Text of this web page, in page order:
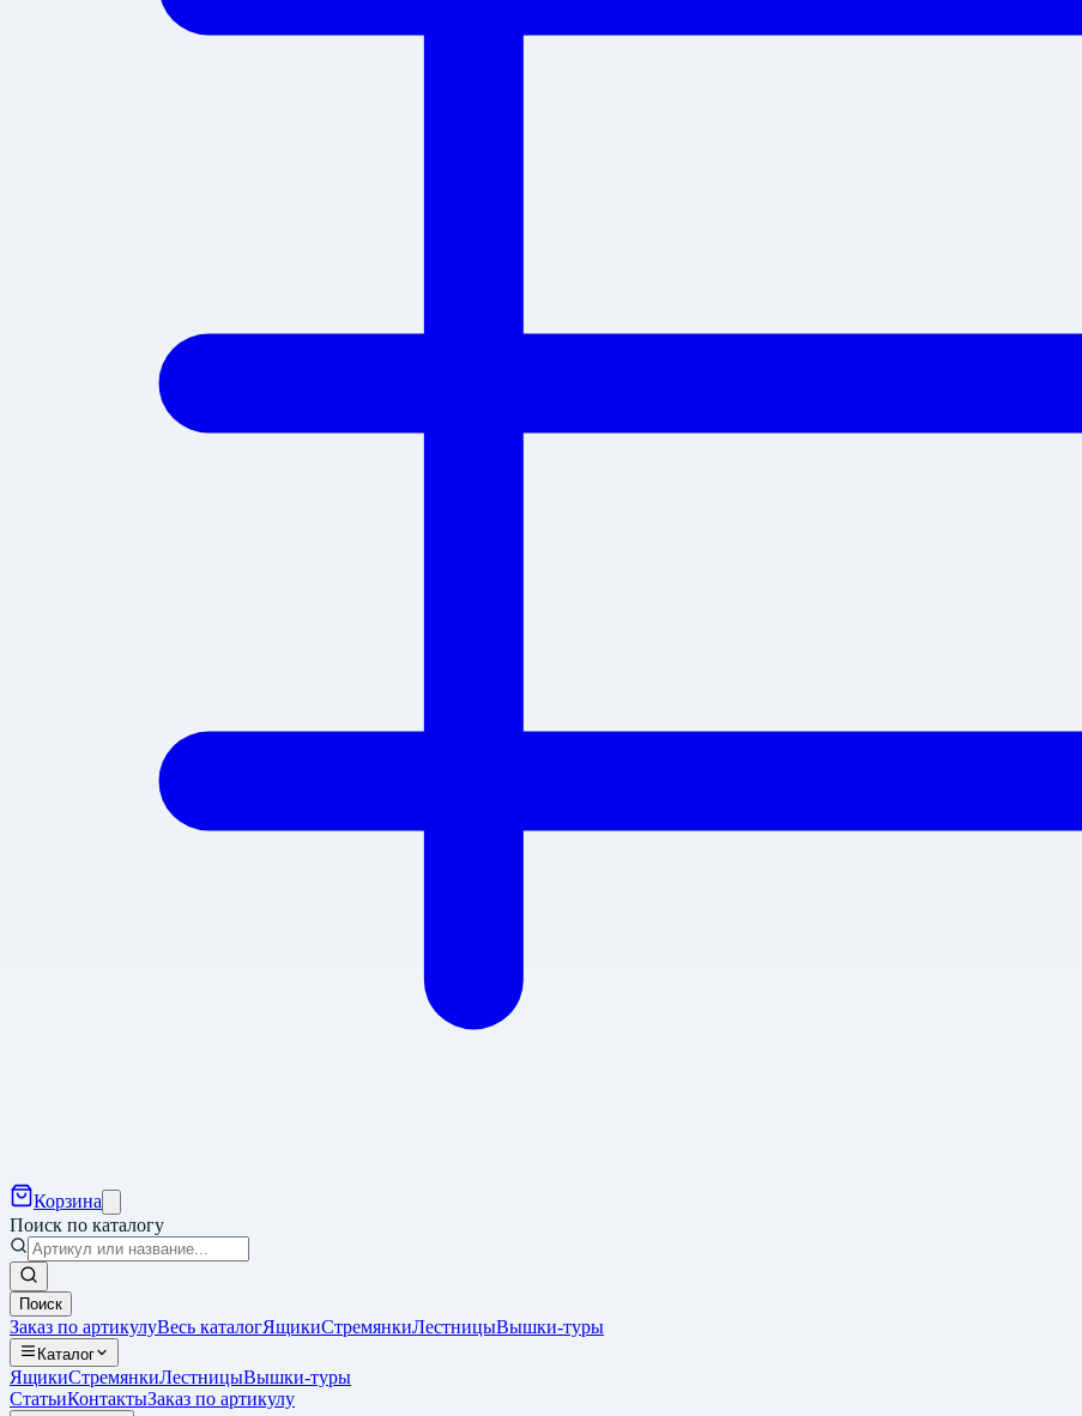
Корзина
Поиск по каталогу
Поиск
Заказ по артикулуВесь каталогЯщикиСтремянкиЛестницыВышки-туры
Каталог
ЯщикиСтремянкиЛестницыВышки-туры
СтатьиКонтактыЗаказ по артикулу